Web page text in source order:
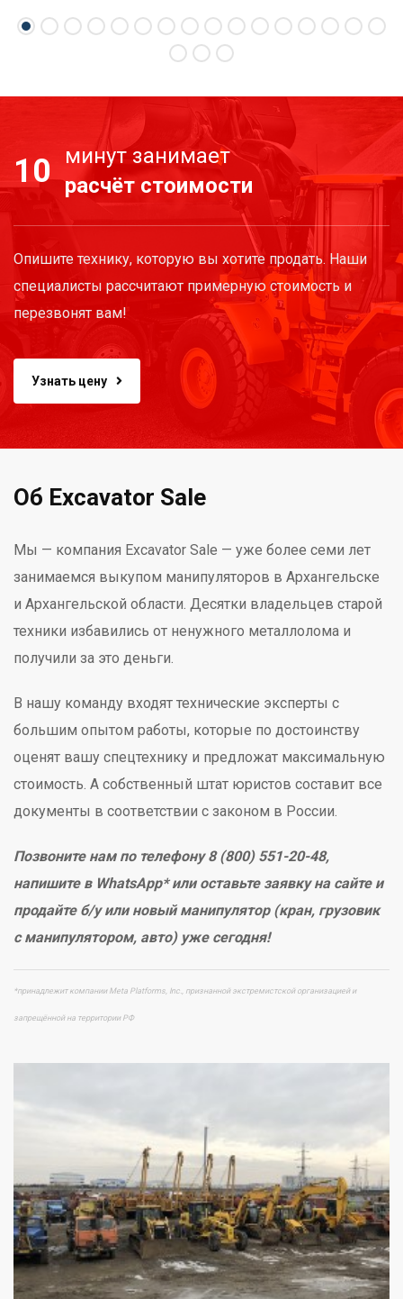
10
минут занимает
расчёт стоимости
Опишите технику, которую вы хотите продать. Наши
специалисты рассчитают примерную стоимость и
перезвонят вам!
Узнать цену
Об Excavator Sale
Мы — компания Excavator Sale — уже более семи лет
занимаемся выкупом манипуляторов в Архангельске
и Архангельской области. Десятки владельцев старой
техники избавились от ненужного металлолома и
получили за это деньги.
В нашу команду входят технические эксперты с
большим опытом работы, которые по достоинству
оценят вашу спецтехнику и предложат максимальную
стоимость. А собственный штат юристов составит все
документы в соответствии с законом в России.
Позвоните нам по телефону 8 (800) 551-20-48,
напишите в WhatsApp* или оставьте заявку на сайте и
продайте б/у или новый манипулятор (кран, грузовик
с манипулятором, авто) уже сегодня!
*принадлежит компании Meta Platforms, Inc., признанной экстремистской организацией и
запрещённой на территории РФ